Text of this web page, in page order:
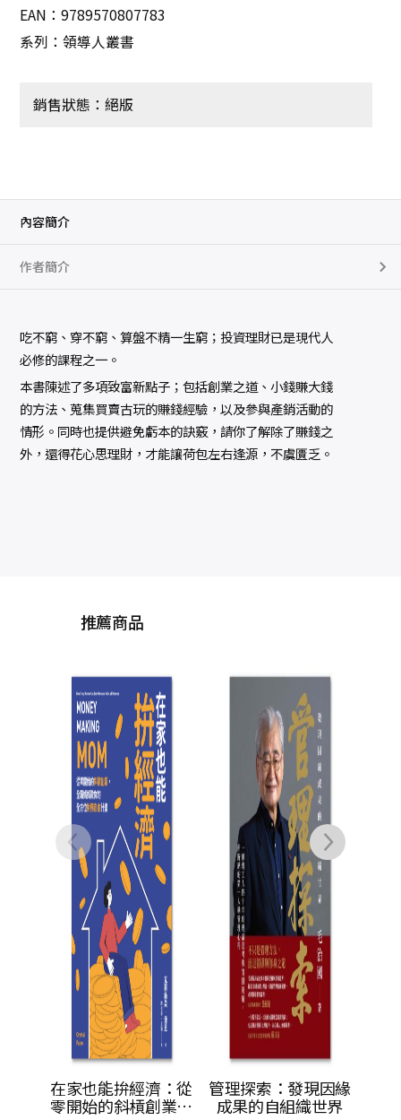
EAN：9789570807783
系列：領導人叢書
銷售狀態：絕版
內容簡介
作者簡介
吃不窮、穿不窮、算盤不精一生窮；投資理財已是現代人
必修的課程之一。
本書陳述了多項致富新點子；包括創業之道、小錢賺大錢
的方法、蒐集買賣古玩的賺錢經驗，以及參與產銷活動的
情形。同時也提供避免虧本的訣竅，請你了解除了賺錢之
外，還得花心思理財，才能讓荷包左右逢源，不虞匱乏。
推薦商品
管理探索：發現因緣
成果的自組織世界
普通主管才是最強主
管：百萬領導者齊聲
推薦！第一天當主管
就上手的43個帶人常
識，用簡單原則打造
最強團隊（暢銷40年
經典之作，管理者必
讀之書）
洛倫．B．貝爾克, 吉
姆．麥考密克, 加
里．S．托普奇克
NT$ 480
NT$ 379